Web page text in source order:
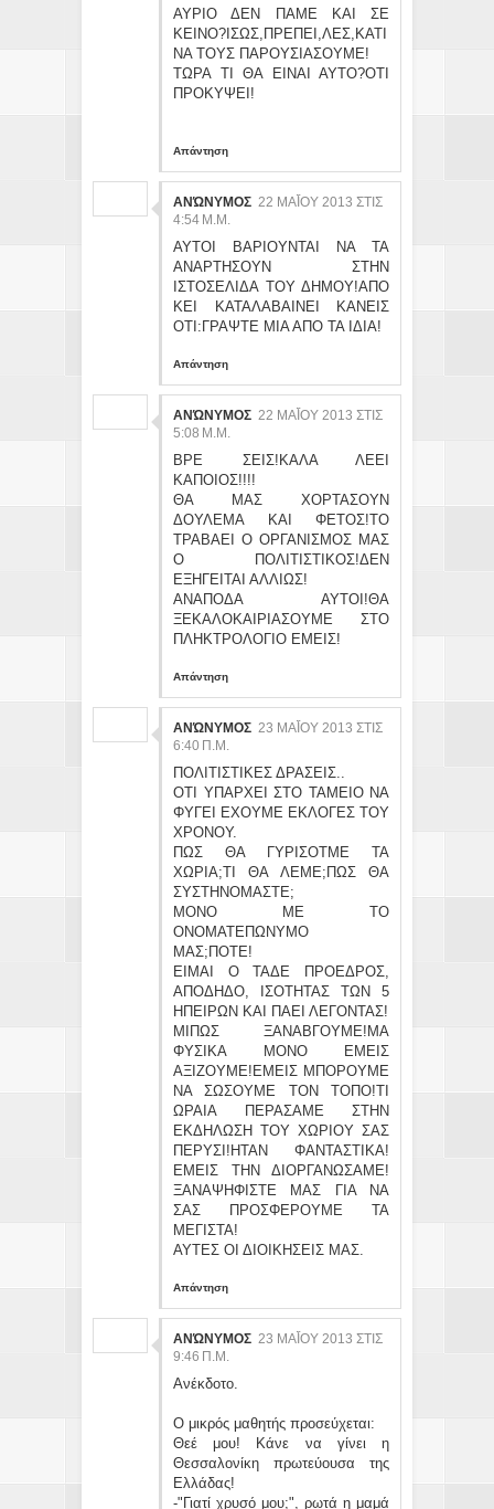
ΑΥΡΙΟ ΔΕΝ ΠΑΜΕ ΚΑΙ ΣΕ
ΚΕΙΝΟ?ΙΣΩΣ,ΠΡΕΠΕΙ,ΛΕΣ,ΚΑΤΙ
ΝΑ ΤΟΥΣ ΠΑΡΟΥΣΙΑΣΟΥΜΕ!
ΤΩΡΑ ΤΙ ΘΑ ΕΙΝΑΙ ΑΥΤΟ?ΟΤΙ
ΠΡΟΚΥΨΕΙ!
Απάντηση
ΑΝΏΝΥΜΟΣ 22 ΜΑΪ́ΟΥ 2013 ΣΤΙΣ 4:
54 Μ.Μ.
ΑΥΤΟΙ ΒΑΡΙΟΥΝΤΑΙ ΝΑ ΤΑ
ΑΝΑΡΤΗΣΟΥΝ ΣΤΗΝ
ΙΣΤΟΣΕΛΙΔΑ ΤΟΥ ΔΗΜΟΥ!ΑΠΟ
ΚΕΙ ΚΑΤΑΛΑΒΑΙΝΕΙ ΚΑΝΕΙΣ
ΟΤΙ:ΓΡΑΨΤΕ ΜΙΑ ΑΠΟ ΤΑ ΙΔΙΑ!
Απάντηση
ΑΝΏΝΥΜΟΣ 22 ΜΑΪ́ΟΥ 2013 ΣΤΙΣ 5:
08 Μ.Μ.
ΒΡΕ ΣΕΙΣ!ΚΑΛΑ ΛΕΕΙ
ΚΑΠΟΙΟΣ!!!!
ΘΑ ΜΑΣ ΧΟΡΤΑΣΟΥΝ
ΔΟΥΛΕΜΑ ΚΑΙ ΦΕΤΟΣ!ΤΟ
ΤΡΑΒΑΕΙ Ο ΟΡΓΑΝΙΣΜΟΣ ΜΑΣ
Ο ΠΟΛΙΤΙΣΤΙΚΟΣ!ΔΕΝ
ΕΞΗΓΕΙΤΑΙ ΑΛΛΙΩΣ!
ΑΝΑΠΟΔΑ ΑΥΤΟΙ!ΘΑ
ΞΕΚΑΛΟΚΑΙΡΙΑΣΟΥΜΕ ΣΤΟ
ΠΛΗΚΤΡΟΛΟΓΙΟ ΕΜΕΙΣ!
Απάντηση
ΑΝΏΝΥΜΟΣ 23 ΜΑΪ́ΟΥ 2013 ΣΤΙΣ 6:
40 Π.Μ.
ΠΟΛΙΤΙΣΤΙΚΕΣ ΔΡΑΣΕΙΣ..
ΟΤΙ ΥΠΑΡΧΕΙ ΣΤΟ ΤΑΜΕΙΟ ΝΑ
ΦΥΓΕΙ ΕΧΟΥΜΕ ΕΚΛΟΓΕΣ ΤΟΥ
ΧΡΟΝΟΥ.
ΠΩΣ ΘΑ ΓΥΡΙΣΟΤΜΕ ΤΑ
ΧΩΡΙΑ;ΤΙ ΘΑ ΛΕΜΕ;ΠΩΣ ΘΑ
ΣΥΣΤΗΝΟΜΑΣΤΕ;
ΜΟΝΟ ΜΕ ΤΟ
ΟΝΟΜΑΤΕΠΩΝΥΜΟ
ΜΑΣ;ΠΟΤΕ!
ΕΙΜΑΙ Ο ΤΑΔΕ ΠΡΟΕΔΡΟΣ,
ΑΠΟΔΗΔΟ, ΙΣΟΤΗΤΑΣ ΤΩΝ 5
ΗΠΕΙΡΩΝ ΚΑΙ ΠΑΕΙ ΛΕΓΟΝΤΑΣ!
ΜΙΠΩΣ ΞΑΝΑΒΓΟΥΜΕ!ΜΑ
ΦΥΣΙΚΑ ΜΟΝΟ ΕΜΕΙΣ
ΑΞΙΖΟΥΜΕ!ΕΜΕΙΣ ΜΠΟΡΟΥΜΕ
ΝΑ ΣΩΣΟΥΜΕ ΤΟΝ ΤΟΠΟ!ΤΙ
ΩΡΑΙΑ ΠΕΡΑΣΑΜΕ ΣΤΗΝ
ΕΚΔΗΛΩΣΗ ΤΟΥ ΧΩΡΙΟΥ ΣΑΣ
ΠΕΡΥΣΙ!ΗΤΑΝ ΦΑΝΤΑΣΤΙΚΑ!
ΕΜΕΙΣ ΤΗΝ ΔΙΟΡΓΑΝΩΣΑΜΕ!
ΞΑΝΑΨΗΦΙΣΤΕ ΜΑΣ ΓΙΑ ΝΑ
ΣΑΣ ΠΡΟΣΦΕΡΟΥΜΕ ΤΑ
ΜΕΓΙΣΤΑ!
ΑΥΤΕΣ ΟΙ ΔΙΟΙΚΗΣΕΙΣ ΜΑΣ.
Απάντηση
ΑΝΏΝΥΜΟΣ 23 ΜΑΪ́ΟΥ 2013 ΣΤΙΣ 9:
46 Π.Μ.
Ανέκδοτο.
Ο μικρός μαθητής προσεύχεται:
Θεέ μου! Κάνε να γίνει η
Θεσσαλονίκη πρωτεύουσα της
Ελλάδας!
-"Γιατί χρυσό μου;", ρωτά η μαμά